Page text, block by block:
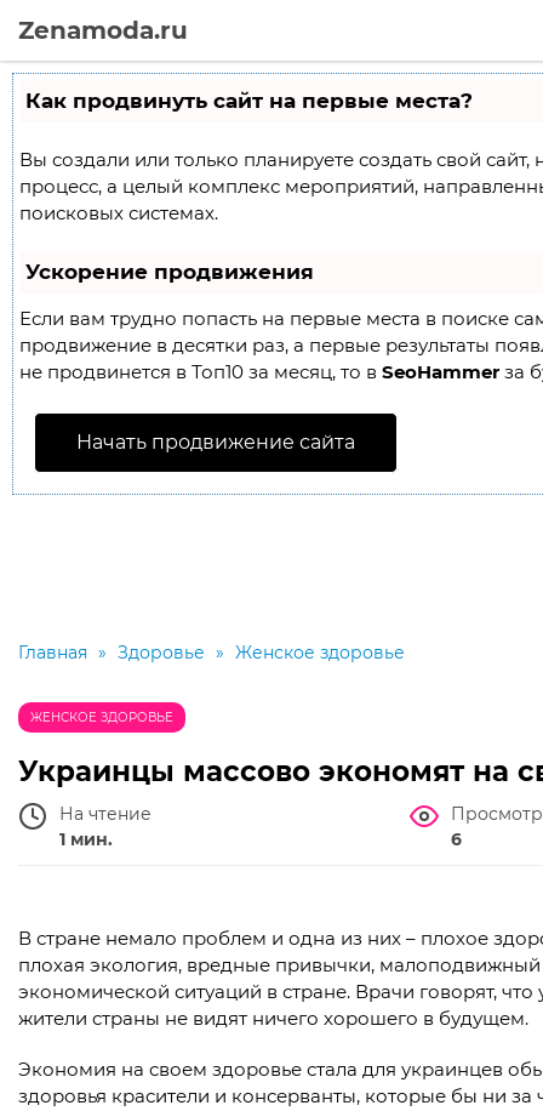
Zenamoda.ru
Как продвинуть сайт на первые места?
Вы создали или только планируете создать свой
процесс, а целый комплекс мероприятий,
поисковых системах.
Ускорение продвижения
Если вам трудно попасть на первые места в поиске
продвижение в десятки раз, а первые результаты
не продвинется в Топ10 за месяц, то в SeoHammer за
Начать продвижение сайта
Главная » Здоровье » Женское здоровье
ЖЕНСКОЕ ЗДОРОВЬЕ
Украинцы массово экономят на
На чтение
1 мин.
6
В стране немало проблем и одна из них – плохое
плохая экология, вредные привычки,
экономической ситуаций в стране. Врачи говорят,
жители страны не видят ничего хорошего в будущем.
Экономия на своем здоровье стала для украинцев
здоровья красители и консерванты, которые бы ни